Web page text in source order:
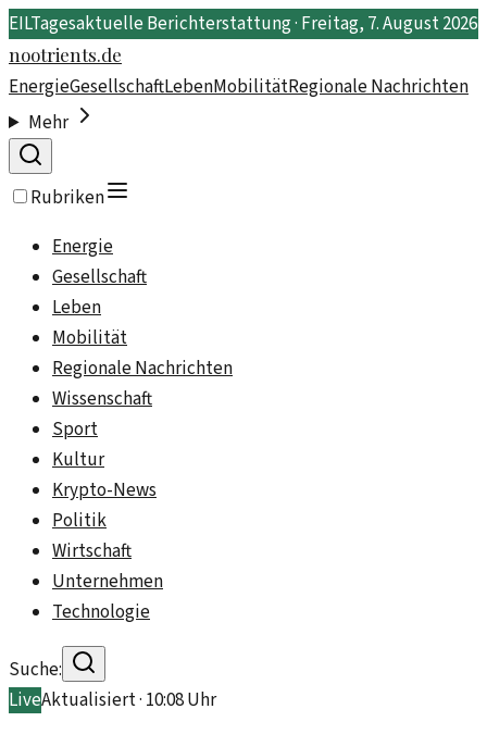
EILTagesaktuelle Berichterstattung · Freitag, 7. August 2026
nootrients.de
EnergieGesellschaftLebenMobilitätRegionale Nachrichten
Mehr
Rubriken
Energie
Gesellschaft
Leben
Mobilität
Regionale Nachrichten
Wissenschaft
Sport
Kultur
Krypto-News
Politik
Wirtschaft
Unternehmen
Technologie
Suche:
LiveAktualisiert · 10:08Uhr